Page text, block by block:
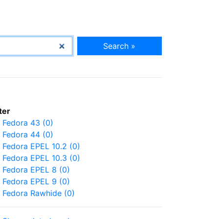
Search »
Fedora 43 (0)
Fedora 44 (0)
Fedora EPEL 10.2 (0)
Fedora EPEL 10.3 (0)
Fedora EPEL 8 (0)
Fedora EPEL 9 (0)
Fedora Rawhide (0)